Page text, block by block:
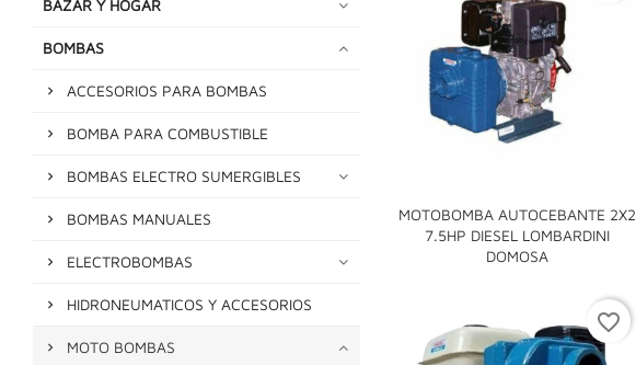
BAZAR Y HOGAR
BOMBAS
ACCESORIOS PARA BOMBAS
BOMBA PARA COMBUSTIBLE
BOMBAS ELECTRO SUMERGIBLES
BOMBAS MANUALES
ELECTROBOMBAS
HIDRONEUMATICOS Y ACCESORIOS
MOTO BOMBAS
MOTOBOMBA AUTOCEBANTE 2X2
7.5HP DIESEL LOMBARDINI
DOMOSA

favorite_border